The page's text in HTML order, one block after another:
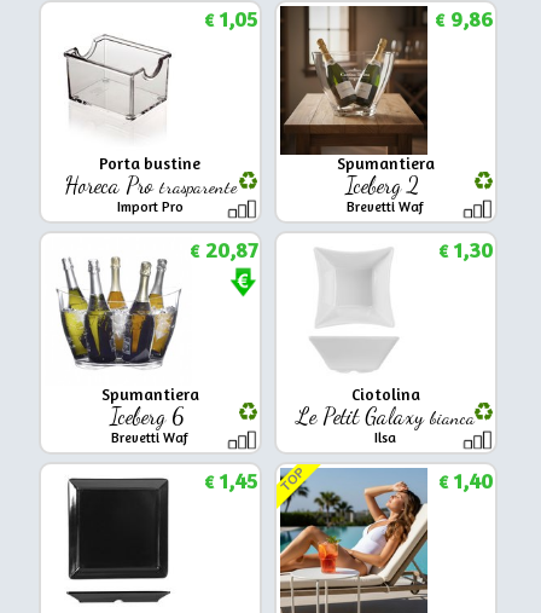
Porta bustine
Horeca Pro trasparente
Import Pro
€1,05
Spumantiera
Iceberg 2
Brevetti Waf
€9,86
Spumantiera
Iceberg 6
Brevetti Waf
€20,87
Ciotolina
Le Petit Galaxybianca
Ilsa
€1,30
€1,45 TOP €1,40